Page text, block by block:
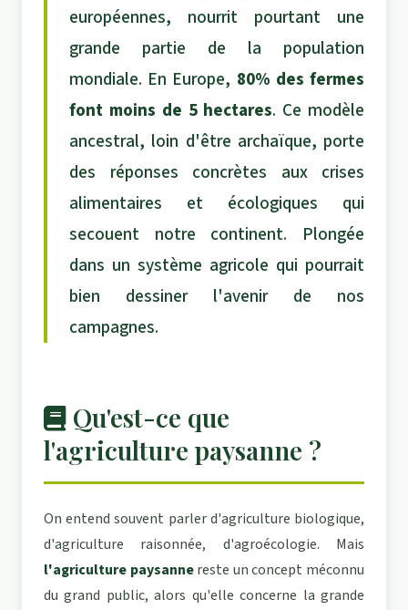
européennes, nourrit pourtant une
grande partie de la population
mondiale. En Europe, 80% des fermes
font moins de 5 hectares. Ce modèle
ancestral, loin d'être archaïque, porte
des réponses concrètes aux crises
alimentaires et écologiques qui
secouent notre continent. Plongée
dans un système agricole qui pourrait
bien dessiner l'avenir de nos
campagnes.
Qu'est-ce que
l'agriculture paysanne ?
On entend souvent parler d'agriculture biologique,
d'agriculture raisonnée, d'agroécologie. Mais
l'agriculture paysannereste un concept méconnu
du grand public, alors qu'elle concerne la grande